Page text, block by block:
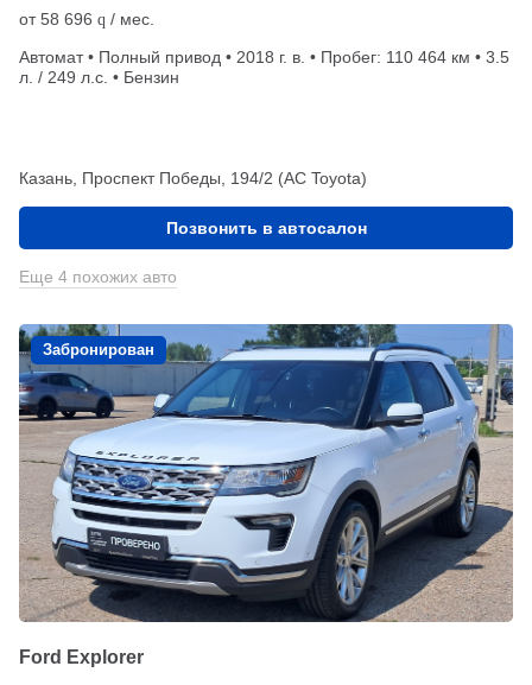
от58 696 q / мес.
Автомат • Полный привод • 2018 г. в. • Пробег: 110 464 км • 3.5
л. / 249 л.с. • Бензин
Казань, Проспект Победы, 194/2 (АС Toyota)
Позвонить в автосалон
Еще 4 похожих авто
Забронирован
Ford Explorer